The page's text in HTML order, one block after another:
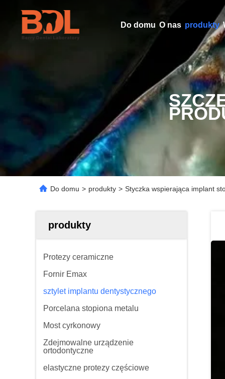
Do domu O nas produkty
Do domu > produkty > Styczka wspierająca implant
produkty
Protezy ceramiczne
Fornir Emax
sztylet implantu dentystycznego
Porcelana stopiona metalu
Most cyrkonowy
Zdejmowalne urządzenie
ortodontyczne
elastyczne protezy częściowe